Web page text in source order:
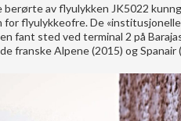
av flyulykken JK5022
flyulykkeofre. De
fant sted ved terminal 2 på
franske Alpene (2015) og Spanair